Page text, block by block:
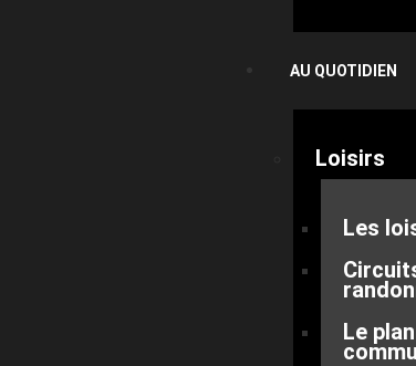
AU QUOTIDIEN
Loisirs
Les
Le